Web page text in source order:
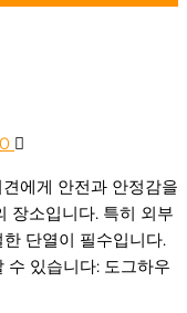
0
에게 안전과 안정감을
장소입니다. 특히 외부
단열이 필수입니다.
수 있습니다: 도그하우